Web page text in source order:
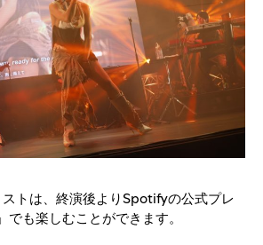
トは、終演後よりSpotifyの公式プレ
も楽しむことができます。